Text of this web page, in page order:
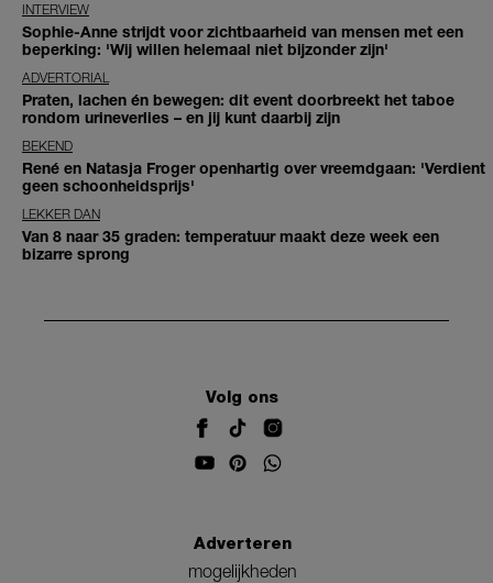
INTERVIEW
Sophie-Anne strijdt voor zichtbaarheid van mensen met een
beperking: 'Wij willen helemaal niet bijzonder zijn'
ADVERTORIAL
Praten, lachen én bewegen: dit event doorbreekt het taboe
rondom urineverlies – en jij kunt daarbij zijn
BEKEND
René en Natasja Froger openhartig over vreemdgaan: 'Verdient
geen schoonheidsprijs'
LEKKER DAN
Van 8 naar 35 graden: temperatuur maakt deze week een
bizarre sprong
Volg ons
Adverteren
mogelijkheden